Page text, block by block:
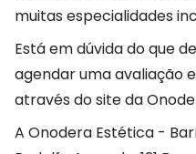
muitas especialidades
Está em dúvida do que
agendar uma avaliação
através do site da
A Onodera Estética -